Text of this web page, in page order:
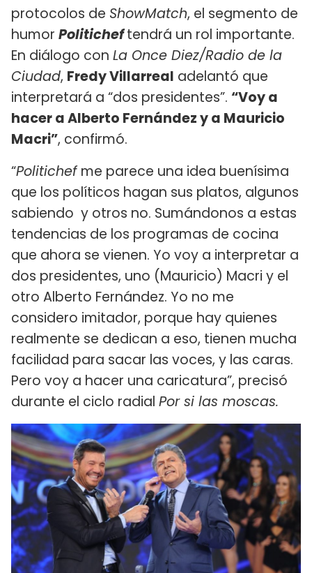
protocolos de ShowMatch, el segmento de
humor Politicheftendrá un rol importante.
En diálogo con La Once Diez/Radio de la
Ciudad, Fredy Villarreal adelantó que
interpretará a “dos presidentes”. “Voy a
hacer a Alberto Fernández y a Mauricio
Macri”, confirmó.
“Politichefme parece una idea buenísima
que los políticos hagan sus platos, algunos
sabiendo y otros no. Sumándonos a estas
tendencias de los programas de cocina
que ahora se vienen. Yo voy a interpretar a
dos presidentes, uno (Mauricio) Macri y el
otro Alberto Fernández. Yo no me
considero imitador, porque hay quienes
realmente se dedican a eso, tienen mucha
facilidad para sacar las voces, y las caras.
Pero voy a hacer una caricatura”, precisó
durante el ciclo radial Por si las moscas.